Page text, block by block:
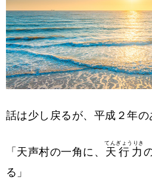
話は少し戻るが、平成２年の
「天声村の一角に、 天行力
てんぎょうりき
る」